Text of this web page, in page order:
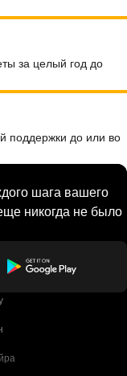
за целый год до
поддержки до или во
шага вашего
никогда не было